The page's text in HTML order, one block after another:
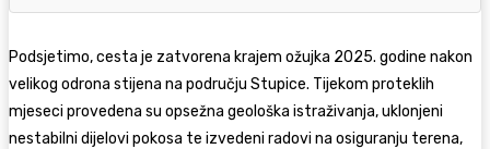
Podsjetimo, cesta je zatvorena krajem ožujka 2025. godine nakon
velikog odrona stijena na području Stupice. Tijekom proteklih
mjeseci provedena su opsežna geološka istraživanja, uklonjeni
nestabilni dijelovi pokosa te izvedeni radovi na osiguranju terena,